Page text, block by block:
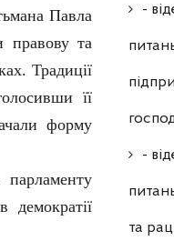
-
-
та
Павла
правову та
Традиції
її
форму
парламенту
демократії